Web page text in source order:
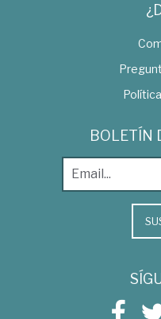
BOLETÍN